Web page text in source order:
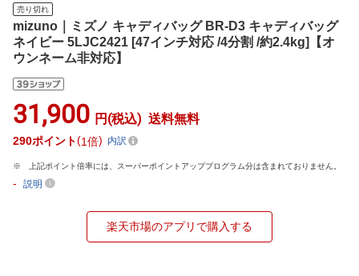
売り切れ
mizuno｜ミズノ キャディバッグ BR-D3 キャディバッグ
ネイビー 5LJC2421 [47インチ対応 /4分割 /約2.4kg]【オ
ウンネーム非対応】
31,900 円(税込) 送料無料
290ポイント 1倍 内訳
上記ポイント倍率には、スーパーポイントアッププログラム分は含まれておりません。
- 説明
楽天市場のアプリで購入する